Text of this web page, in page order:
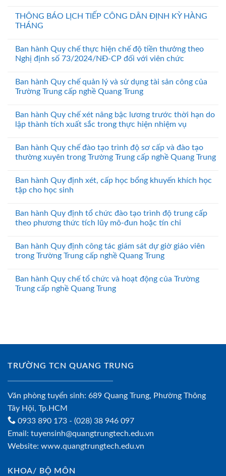
THÔNG BÁO LỊCH TIẾP CÔNG DÂN ĐỊNH KỲ HÀNG
THÁNG
Ban hành Quy chế thực hiện chế độ tiền thưởng theo
Nghị định số 73/2024/NĐ-CP đối với viên chức
Ban hành Quy chế quản lý và sử dụng tài sản công của
Trường Trung cấp nghề Quang Trung
Ban hành Quy chế xét nâng bậc lương trước thời hạn do
lập thành tích xuất sắc trong thực hiện nhiệm vụ
Ban hành Quy chế đào tạo trình độ sơ cấp và đào tạo
thường xuyên trong Trường Trung cấp nghề Quang Trung
Ban hành Quy định xét, cấp học bổng khuyến khích học
tập cho học sinh
Ban hành Quy định tổ chức đào tạo trình độ trung cấp
theo phương thức tích lũy mô-đun hoặc tín chỉ
Ban hành Quy định công tác giám sát dự giờ giáo viên
trong Trường Trung cấp nghề Quang Trung
Ban hành Quy chế tổ chức và hoạt động của Trường
Trung cấp nghề Quang Trung
TRƯỜNG TCN QUANG TRUNG
Văn phòng tuyển sinh: 689 Quang Trung, Phường Thông
Tây Hội, Tp.HCM
0933 890 173 - (028) 38 946 097
Email: tuyensinh@quangtrungtech.edu.vn
Website: www.quangtrungtech.edu.vn
KHOA/ BỘ MÔN